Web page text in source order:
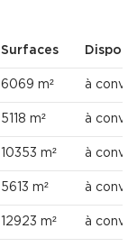
Surfaces
6069 m² à
5118 m² à
10353 m² à
5613 m² à
12923 m² à